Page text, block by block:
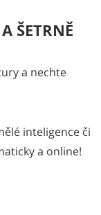
ŠETRNĚ
a nechte
inteligence či
a online!